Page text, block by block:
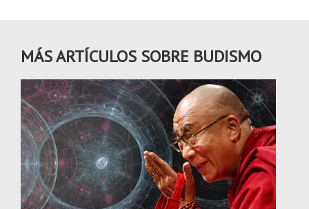
MÁS ARTÍCULOS SOBRE BUDISMO